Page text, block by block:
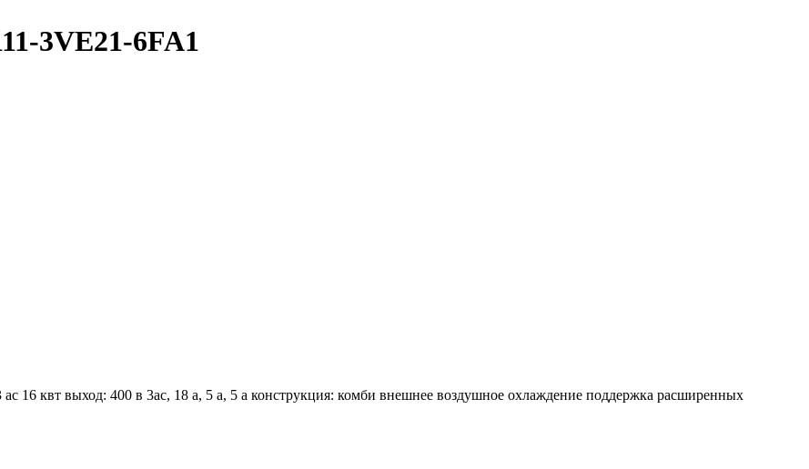
3VE21-6FA1
16 квт выход: 400 в 3ac, 18 a, 5 a, 5 a конструкция: комби внешнее воздушное охлаждение поддержка расширенных